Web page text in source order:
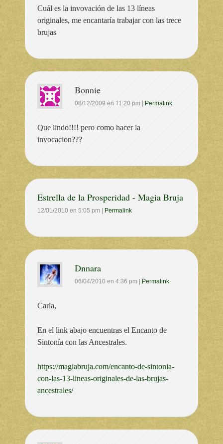
Cuál es la invovación de las 13 líneas
originales, me encantaría trabajar con las trece
brujas
Bonnie
08/12/2009 en 11:20 pm Permalink
Que lindo!!!! pero como hacer la
invocacion???
Estrella de la Prosperidad - Magia Bruja
12/01/2010 en 5:05 pm Permalink
Dnnara
06/04/2010 en 4:36 pm Permalink
Carla,
En el link abajo encuentras el Encanto de
Sintonía con las Ancestrales.
https://magiabruja.com/encanto-de-sintonia-
con-las-13-lineas-originales-de-las-brujas-
ancestrales/